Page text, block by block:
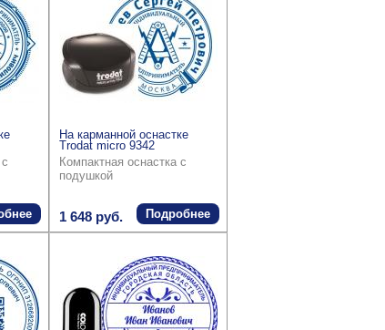
На карманной оснастке
Trodat micro 9342
Компактная оснастка с
подушкой
1 648 руб. Подробнее